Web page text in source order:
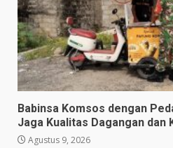
Babinsa Komsos dengan
Jaga Kualitas Dagangan dan
Agustus 9, 2026